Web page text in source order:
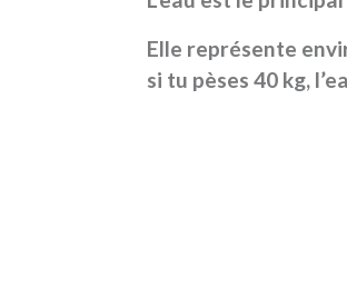
Elle représente
si tu pèses 40 kg,